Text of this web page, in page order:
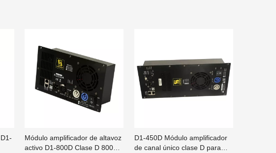
Módulo amplificador de altavoz
activo D1-800D Clase D 800w
D1-450D Módulo amplificador
de canal único clase D para